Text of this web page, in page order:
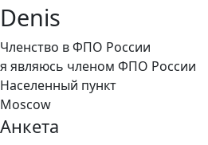
Denis
Членство в ФПО России
я являюсь членом ФПО России
Населенный пункт
Moscow
Анкета